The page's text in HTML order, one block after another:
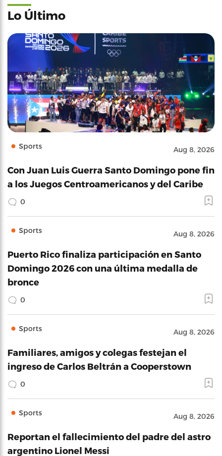
Lo Último
Sports Aug 8, 2026
Con Juan Luis Guerra Santo Domingo pone fin
a los Juegos Centroamericanos y del Caribe
0
Sports Aug 8, 2026
Puerto Rico finaliza participación en Santo
Domingo 2026 con una última medalla de
bronce
0
Sports Aug 8, 2026
Familiares, amigos y colegas festejan el
ingreso de Carlos Beltrán a Cooperstown
0
Sports Aug 8, 2026
Reportan el fallecimiento del padre del astro
argentino Lionel Messi